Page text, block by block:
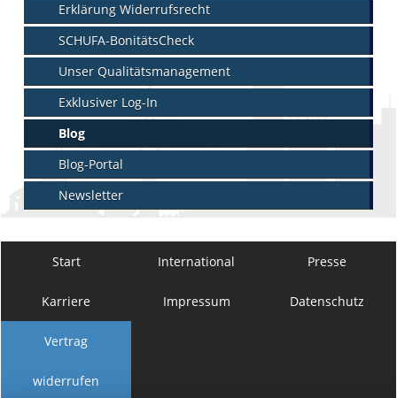
Erklärung Widerrufsrecht
SCHUFA-BonitätsCheck
Unser Qualitätsmanagement
Exklusiver Log-In
Blog
Blog-Portal
Newsletter
Start International Presse
Karriere Impressum Datenschutz
Vertrag
widerrufen